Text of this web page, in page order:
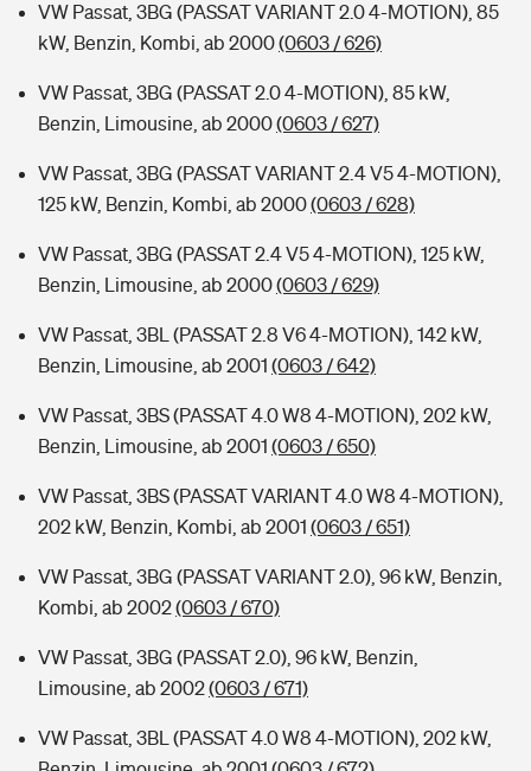
VW Passat, 3BG (PASSAT VARIANT 2.0 4-MOTION), 85
kW, Benzin, Kombi, ab 2000(0603 / 626)
VW Passat, 3BG (PASSAT 2.0 4-MOTION), 85 kW,
Benzin, Limousine, ab 2000(0603 / 627)
VW Passat, 3BG (PASSAT VARIANT 2.4 V5 4-MOTION),
125 kW, Benzin, Kombi, ab 2000(0603 / 628)
VW Passat, 3BG (PASSAT 2.4 V5 4-MOTION), 125 kW,
Benzin, Limousine, ab 2000(0603 / 629)
VW Passat, 3BL (PASSAT 2.8 V6 4-MOTION), 142 kW,
Benzin, Limousine, ab 2001 (0603 / 642)
VW Passat, 3BS (PASSAT 4.0 W8 4-MOTION), 202 kW,
Benzin, Limousine, ab 2001 (0603 / 650)
VW Passat, 3BS (PASSAT VARIANT 4.0 W8 4-MOTION),
202 kW, Benzin, Kombi, ab 2001 (0603 / 651)
VW Passat, 3BG (PASSAT VARIANT 2.0), 96 kW, Benzin,
Kombi, ab 2002(0603 / 670)
VW Passat, 3BG (PASSAT 2.0), 96 kW, Benzin,
Limousine, ab 2002(0603 / 671)
VW Passat, 3BL (PASSAT 4.0 W8 4-MOTION), 202 kW,